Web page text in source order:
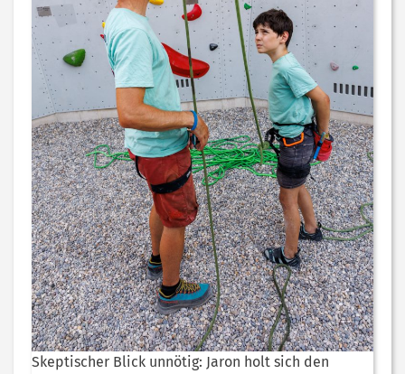
Skeptischer Blick unnötig: Jaron holt sich den